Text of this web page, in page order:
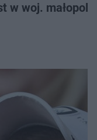
w woj.